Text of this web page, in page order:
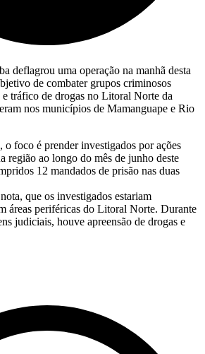
deflagrou uma operação na manhã desta
de combater grupos criminosos
tráfico de drogas no Litoral Norte da
nos municípios de Mamanguape e Rio
foco é prender investigados por ações
região ao longo do mês de junho deste
12 mandados de prisão nas duas
que os investigados estariam
áreas periféricas do Litoral Norte. Durante
judiciais, houve apreensão de drogas e